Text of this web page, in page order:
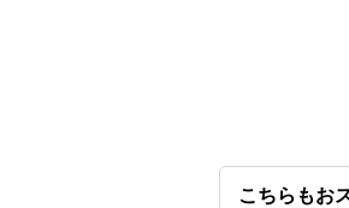
こちらもお